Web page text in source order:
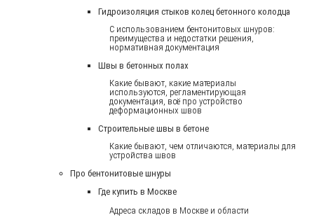
Гидроизоляция стыков колец бетонного колодца
С использованием бентонитовых шнуров:
преимущества и недостатки решения,
нормативная документация
Швы в бетонных полах
Какие бывают, какие материалы
используются, регламентирующая
документация, всё про устройство
деформационных швов
Строительные швы в бетоне
Какие бывают, чем отличаются, материалы для
устройства швов
Про бентонитовые шнуры
Где купить в Москве
Адреса складов в Москве и области